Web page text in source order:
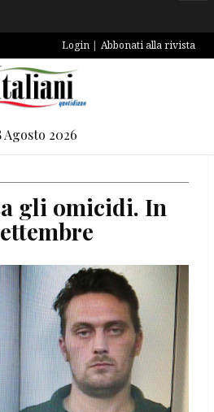
Login Abbonati alla rivista
Agosto 2026
gli omicidi. In